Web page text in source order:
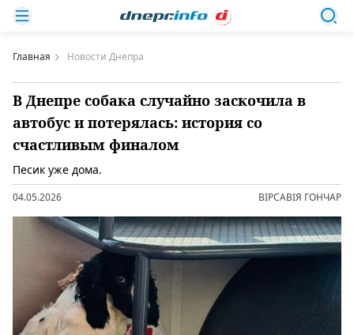
Главная Новости Днепра
В Днепре собака случайно заскочила в
автобус и потерялась: история со
счастливым финалом
Песик уже дома.
04.05.2026 ВІРСАВІЯ ГОНЧАР